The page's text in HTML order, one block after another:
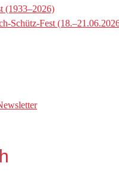
(1933–2026)
Schütz-Fest